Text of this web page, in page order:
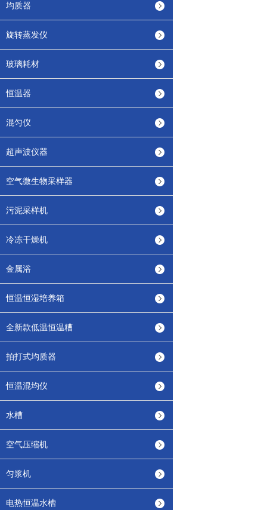
均质器
旋转蒸发仪
玻璃耗材
恒温器
混匀仪
超声波仪器
空气微生物采样器
污泥采样机
冷冻干燥机
金属浴
恒温恒湿培养箱
全新款低温恒温糟
拍打式均质器
恒温混均仪
水槽
空气压缩机
匀浆机
电热恒温水槽